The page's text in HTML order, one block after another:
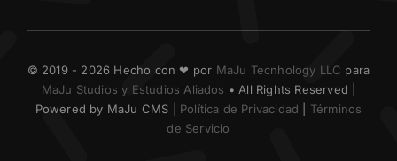
© 2019 - 2026 Hecho con ❤ por MaJu Tecnhology LLC para
MaJu Studios y Estudios Aliados • All Rights Reserved |
Powered by MaJu CMS | Política de Privacidad
Términos
de Servicio